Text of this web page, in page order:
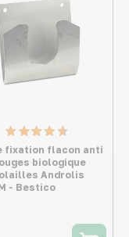
fixation flacon anti
biologique
Androlis
- Bestico